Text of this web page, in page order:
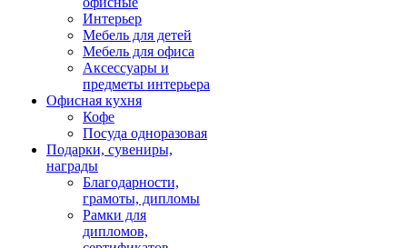
Интерьер
Мебель для детей
Мебель для офиса
Аксессуары и
предметы интерьера
Офисная кухня
Кофе
Посуда одноразовая
Подарки, сувениры,
награды
Благодарности,
грамоты, дипломы
Рамки для
дипломов,